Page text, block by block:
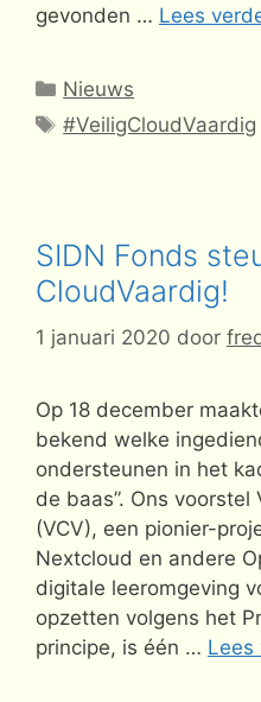
gevonden … Lees
Categorieën
Nieuws
Tags
#VeiligCloudVaardig
SIDN Fonds
CloudVaardig!
1 januari 2020 door
Op 18 december
bekend welke
ondersteunen in het
de baas”. Ons voorstel
(VCV), een pionier-
Nextcloud en andere
digitale leeromgeving
opzetten volgens het
principe, is één … Lees